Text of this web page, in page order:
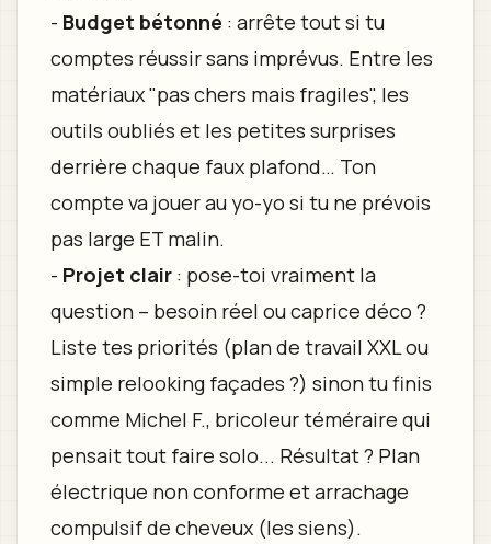
- Budget bétonné : arrête tout si tu
comptes réussir sans imprévus. Entre les
matériaux "pas chers mais fragiles", les
outils oubliés et les petites surprises
derrière chaque faux plafond… Ton
compte va jouer au yo-yo si tu ne prévois
pas large ET malin.
- Projet clair: pose-toi vraiment la
question – besoin réel ou caprice déco ?
Liste tes priorités (plan de travail XXL ou
simple relooking façades ?) sinon tu finis
comme Michel F., bricoleur téméraire qui
pensait tout faire solo... Résultat ? Plan
électrique non conforme et arrachage
compulsif de cheveux (les siens).